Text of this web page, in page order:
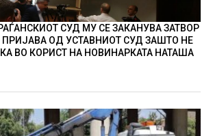
СУД МУ СЕ ЗАКАНУВА ЗАТВОР
ОД УСТАВНИОТ СУД ЗАШТО НЕ
ВО КОРИСТ НА НОВИНАРКАТА НАТАША